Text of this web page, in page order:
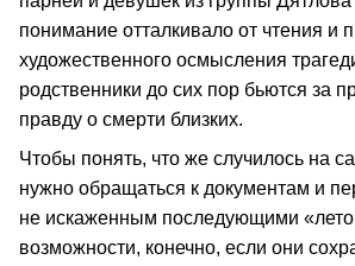
понимание отталкивало от чтения и
художественного осмысления
родственники до сих пор бьются за
правду о смерти близких.
Чтобы понять, что же случилось на
нужно обращаться к документам и
не искаженным последующими
возможности, конечно, если они